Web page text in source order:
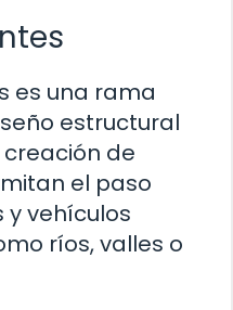
es una rama
estructural
de
el paso
y vehículos
ríos, valles o